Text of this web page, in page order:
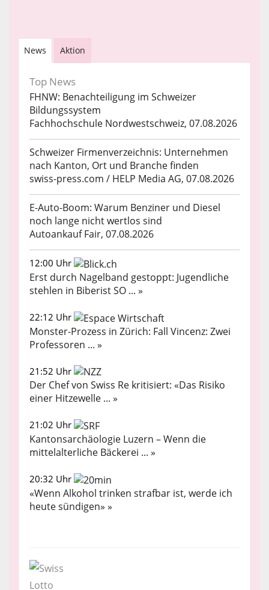
News Aktion
Top News
FHNW: Benachteiligung im Schweizer
Bildungssystem
Fachhochschule Nordwestschweiz, 07.08.2026
Schweizer Firmenverzeichnis: Unternehmen
nach Kanton, Ort und Branche finden
swiss-press.com / HELP Media AG, 07.08.2026
E-Auto-Boom: Warum Benziner und Diesel
noch lange nicht wertlos sind
Autoankauf Fair, 07.08.2026
12:00 Uhr
Erst durch Nagelband gestoppt: Jugendliche
stehlen in Biberist SO ... »
22:12 Uhr
Monster-Prozess in Zürich: Fall Vincenz: Zwei
Professoren ... »
21:52 Uhr
Der Chef von Swiss Re kritisiert: «Das Risiko
einer Hitzewelle ... »
21:02 Uhr
Kantonsarchäologie Luzern – Wenn die
mittelalterliche Bäckerei ... »
20:32 Uhr
«Wenn Alkohol trinken strafbar ist, werde ich
heute sündigen» »